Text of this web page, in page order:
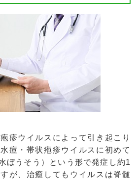
疹ウイルスによって引き起こり
痘・帯状疱疹ウイルスに初めて
ぼうそう）という形で発症し約1
が、治癒してもウイルスは脊髄